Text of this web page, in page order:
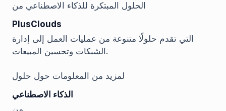
الحلول المبتكرة للذكاء الاصطناعي من
PlusClouds
التي تقدم حلولًا متنوعة من عمليات العمل إلى إدارة
الشبكات وتحسين المبيعات.
لمزيد من المعلومات حول حلول
الذكاء الاصطناعي